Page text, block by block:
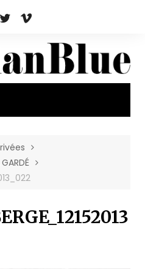
GARDÉ